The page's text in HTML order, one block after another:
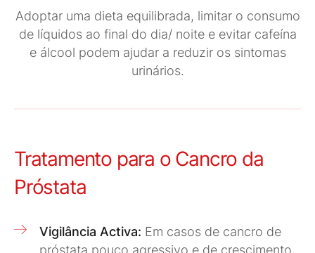
Adoptar uma dieta equilibrada, limitar o consumo
de líquidos ao final do dia/ noite e evitar cafeína
e álcool podem ajudar a reduzir os sintomas
urinários.
Tratamento para o Cancro da
Próstata
Vigilância Activa: Em casos de cancro de
próstata pouco agressivo e de crescimento